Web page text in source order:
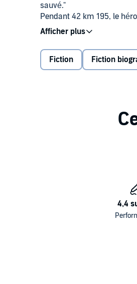
sauvé."
Pendant 42 km 195, le
après kilomètre. Ce
42 courses parmi les
une aventure humaine
autres.
>> Ce livre audio en
Fiction Fiction